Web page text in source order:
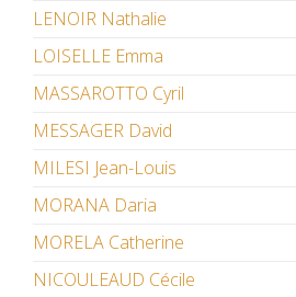
LENOIR Nathalie
LOISELLE Emma
MASSAROTTO Cyril
MESSAGER David
MILESI Jean-Louis
MORANA Daria
MORELA Catherine
NICOULEAUD Cécile